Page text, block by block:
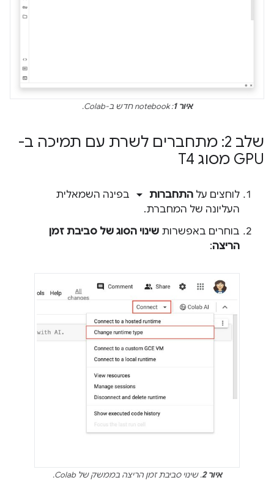
איור 1 : notebook חדש ב-Colab.
שלב 2: מתחברים לשרת עם תמיכה ב-
GPU מסוג T4
לוחצים על התחברות arrow_drop_down בפינה השמאלית
העליונה של המחברת.
בוחרים באפשרות שינוי הסוג של סביבת זמן
הריצה:
איור 2 . שינוי סביבת זמן הריצה בממשק של Colab.